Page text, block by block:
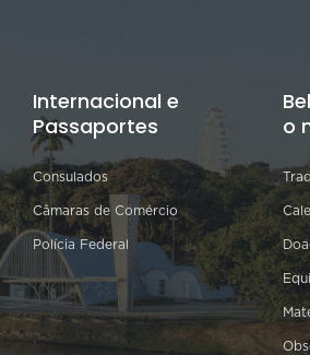
Internacional e
Passaportes
Consulados
Câmaras de Comércio
Polícia Federal
o